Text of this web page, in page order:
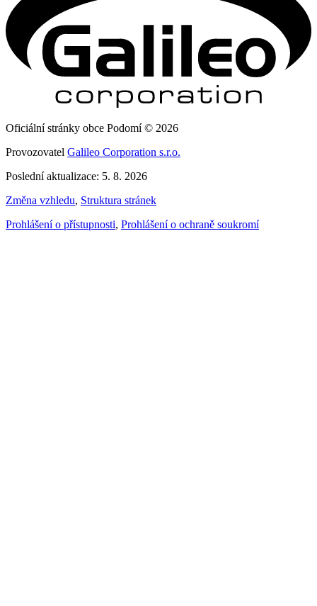
Oficiální stránky obce Podomí © 2026
Provozovatel Galileo Corporation s.r.o.
Poslední aktualizace: 5. 8. 2026
Změna vzhledu, Struktura stránek
Prohlášení o přístupnosti, Prohlášení o ochraně soukromí